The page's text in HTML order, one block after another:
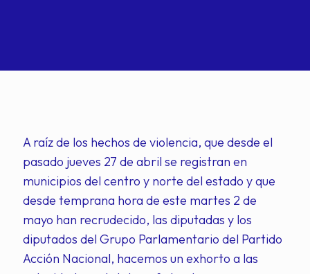
A raíz de los hechos de violencia, que desde el
pasado jueves 27 de abril se registran en
municipios del centro y norte del estado y que
desde temprana hora de este martes 2 de
mayo han recrudecido, las diputadas y los
diputados del Grupo Parlamentario del Partido
Acción Nacional, hacemos un exhorto a las